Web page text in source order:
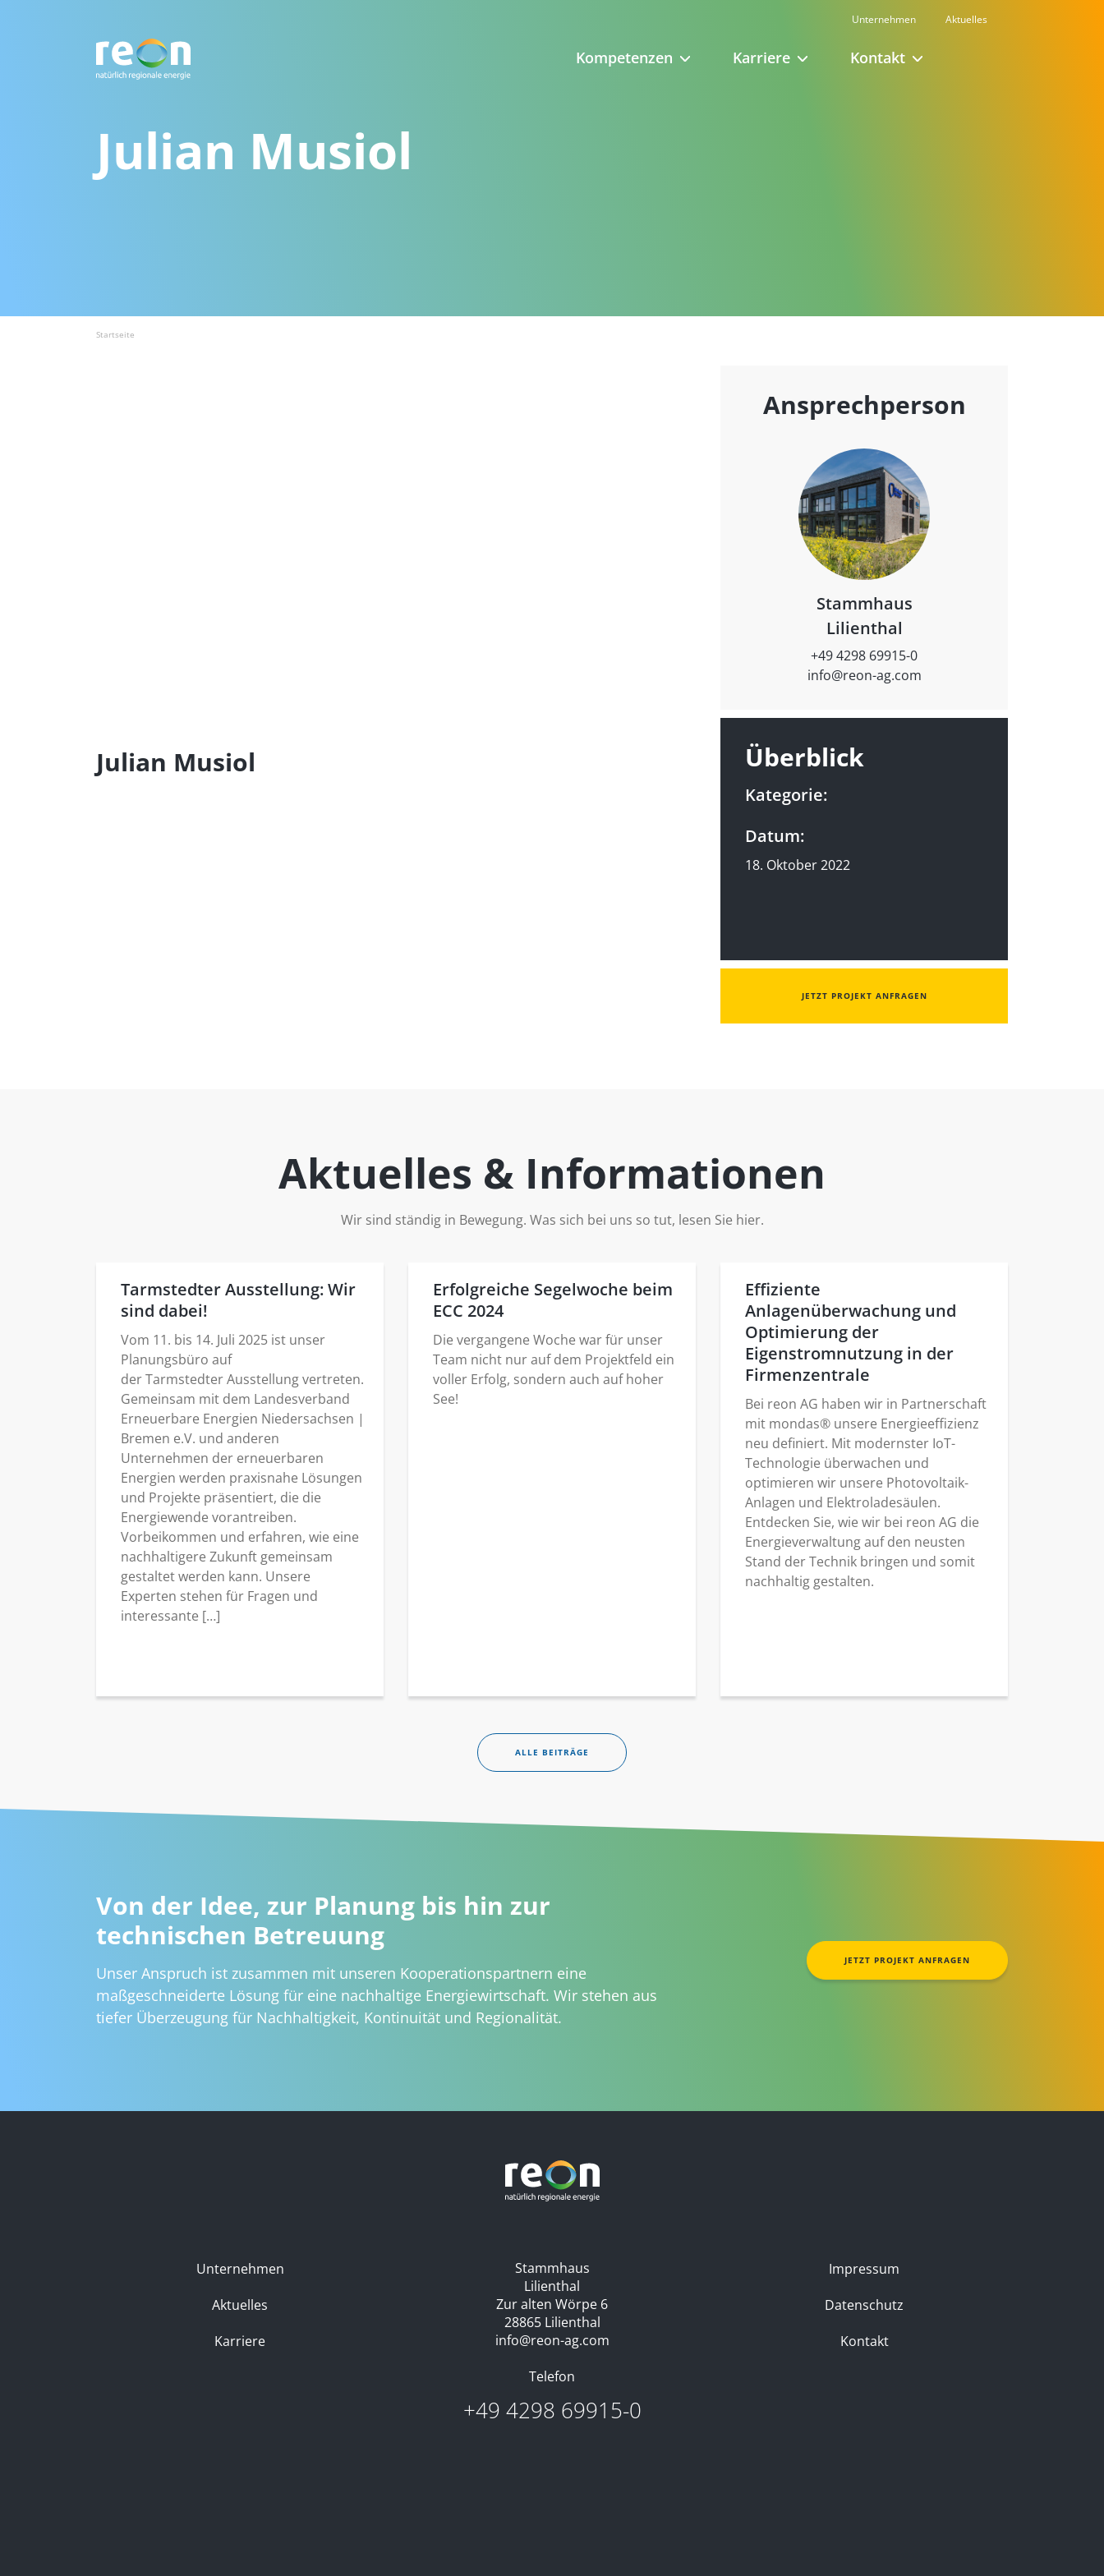
Kompetenzen Karriere Kontakt
Unternehmen Aktuelles
Julian Musiol
Startseite
Julian Musiol
Ansprechperson
Stammhaus
Lilienthal
+49 4298 69915-0
info@reon-ag.com
Überblick
Kategorie:
Datum:
18. Oktober 2022
JETZT PROJEKT ANFRAGEN
Aktuelles & Informationen
Wir sind ständig in Bewegung. Was sich bei uns so tut, lesen Sie hier.
Tarmstedter Ausstellung: Wir
sind dabei!
Vom 11. bis 14. Juli 2025 ist unser
Planungsbüro auf
der Tarmstedter Ausstellung vertreten.
Gemeinsam mit dem Landesverband
Erneuerbare Energien Niedersachsen |
Bremen e.V. und anderen
Unternehmen der erneuerbaren
Energien werden praxisnahe Lösungen
und Projekte präsentiert, die die
Energiewende vorantreiben.
Vorbeikommen und erfahren, wie eine
nachhaltigere Zukunft gemeinsam
gestaltet werden kann. Unsere
Experten stehen für Fragen und
interessante […]
Erfolgreiche Segelwoche beim
ECC 2024
Die vergangene Woche war für unser
Team nicht nur auf dem Projektfeld ein
voller Erfolg, sondern auch auf hoher
See!
Effiziente
Anlagenüberwachung und
Optimierung der
Eigenstromnutzung in der
Firmenzentrale
Bei reon AG haben wir in Partnerschaft
mit mondas® unsere Energieeffizienz
neu definiert. Mit modernster IoT-
Technologie überwachen und
optimieren wir unsere Photovoltaik-
Anlagen und Elektroladesäulen.
Entdecken Sie, wie wir bei reon AG die
Energieverwaltung auf den neusten
Stand der Technik bringen und somit
nachhaltig gestalten.
ALLE BEITRÄGE
Von der Idee, zur Planung bis hin zur
technischen Betreuung
Unser Anspruch ist zusammen mit unseren Kooperationspartnern eine
maßgeschneiderte Lösung für eine nachhaltige Energiewirtschaft. Wir stehen aus
tiefer Überzeugung für Nachhaltigkeit, Kontinuität und Regionalität.
JETZT PROJEKT ANFRAGEN
Unternehmen
Aktuelles
Karriere
Stammhaus
Lilienthal
Zur alten Wörpe 6
28865 Lilienthal
info@reon-ag.com
Telefon
+49 4298 69915-0
Impressum
Datenschutz
Kontakt